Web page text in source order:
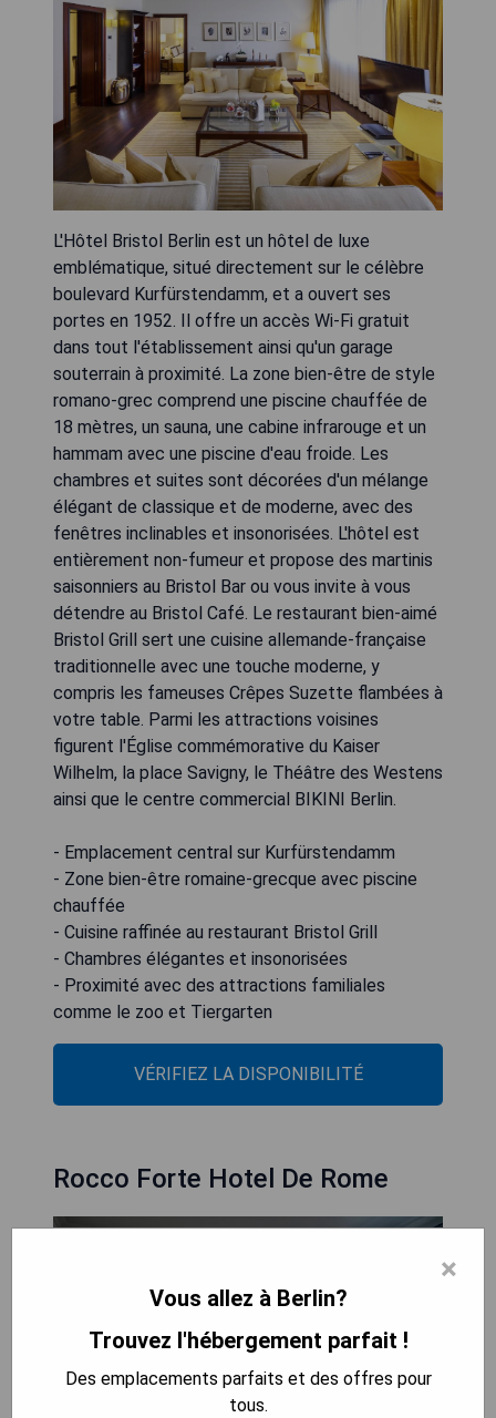
L'Hôtel Bristol Berlin est un hôtel de luxe
emblématique, situé directement sur le célèbre
boulevard Kurfürstendamm, et a ouvert ses
portes en 1952. Il offre un accès Wi-Fi gratuit
dans tout l'établissement ainsi qu'un garage
souterrain à proximité. La zone bien-être de style
romano-grec comprend une piscine chauffée de
18 mètres, un sauna, une cabine infrarouge et un
hammam avec une piscine d'eau froide. Les
chambres et suites sont décorées d'un mélange
élégant de classique et de moderne, avec des
fenêtres inclinables et insonorisées. L'hôtel est
entièrement non-fumeur et propose des martinis
saisonniers au Bristol Bar ou vous invite à vous
détendre au Bristol Café. Le restaurant bien-aimé
Bristol Grill sert une cuisine allemande-française
traditionnelle avec une touche moderne, y
compris les fameuses Crêpes Suzette flambées à
votre table. Parmi les attractions voisines
figurent l'Église commémorative du Kaiser
Wilhelm, la place Savigny, le Théâtre des Westens
ainsi que le centre commercial BIKINI Berlin.
- Emplacement central sur Kurfürstendamm
- Zone bien-être romaine-grecque avec piscine
chauffée
- Cuisine raffinée au restaurant Bristol Grill
- Chambres élégantes et insonorisées
- Proximité avec des attractions familiales
comme le zoo et Tiergarten
VÉRIFIEZ LA DISPONIBILITÉ
Rocco Forte Hotel De Rome
×
Vous allez à Berlin?
Trouvez l'hébergement parfait !
Des emplacements parfaits et des offres pour
tous.